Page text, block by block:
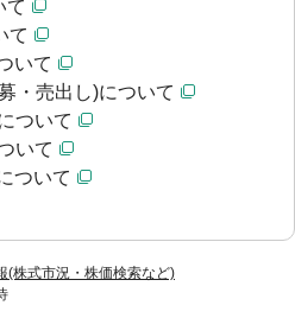
(株式市況・株価検索など)
て
て
いて
・売出し)について
ついて
いて
ついて